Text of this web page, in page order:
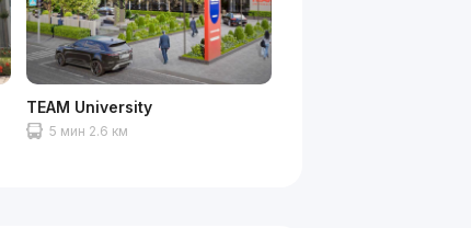
TEAM University
5 мин 2.6 км